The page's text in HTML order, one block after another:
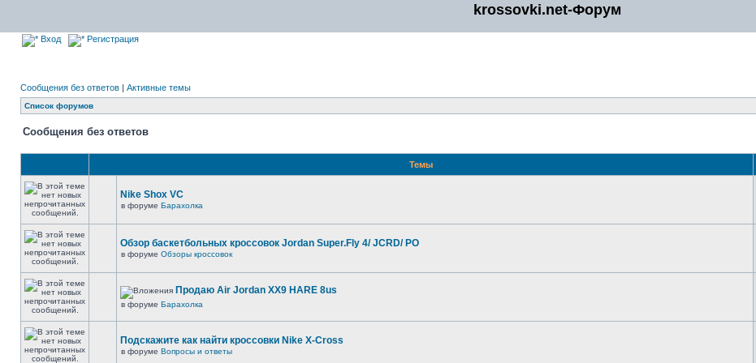
krossovki.net-Форум
Вход Регистрация
Сообщения без ответов | Активные темы
Список форумов
Сообщения без ответов
Темы
Nike Shox VC
в форуме Барахолка
Обзор баскетбольных кроссовок Jordan Super.Fly 4/ JCRD/ PO
в форуме Обзоры кроссовок
Продаю Air Jordan XX9 HARE 8us
в форуме Барахолка
Подскажите как найти кроссовки Nike X-Cross
в форуме Вопросы и ответы